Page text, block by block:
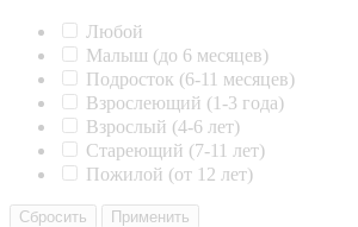
Любой
Малыш (до 6 месяцев)
Подросток (6-11 месяцев)
Взрослеющий (1-3 года)
Взрослый (4-6 лет)
Стареющий (7-11 лет)
Пожилой (от 12 лет)
Сбросить Применить